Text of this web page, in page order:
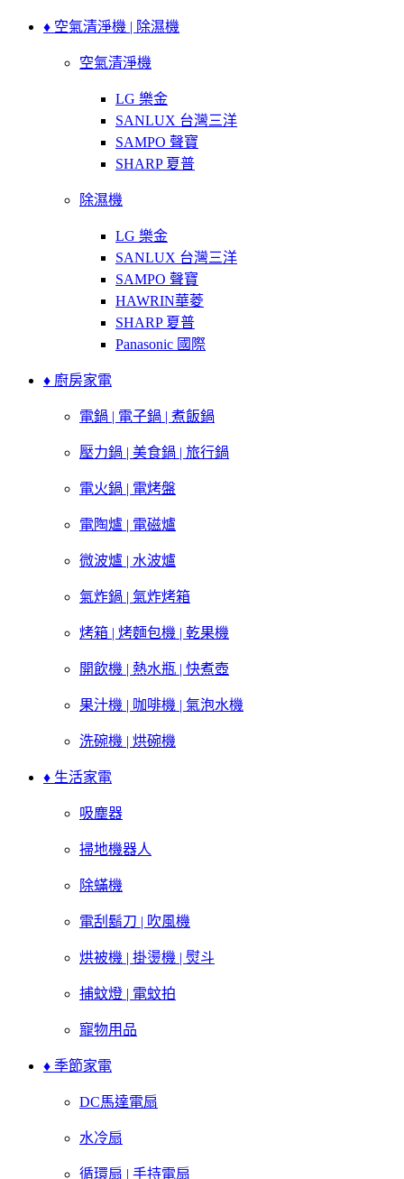
♦ 空氣清淨機 | 除濕機
空氣清淨機
LG 樂金
SANLUX 台灣三洋
SAMPO 聲寶
SHARP 夏普
除濕機
LG 樂金
SANLUX 台灣三洋
SAMPO 聲寶
HAWRIN華菱
SHARP 夏普
Panasonic 國際
♦ 廚房家電
電鍋 | 電子鍋 | 煮飯鍋
壓力鍋 | 美食鍋 | 旅行鍋
電火鍋 | 電烤盤
電陶爐 | 電磁爐
微波爐 | 水波爐
氣炸鍋 | 氣炸烤箱
烤箱 | 烤麵包機 | 乾果機
開飲機 | 熱水瓶 | 快煮壺
果汁機 | 咖啡機 | 氣泡水機
洗碗機 | 烘碗機
♦ 生活家電
吸塵器
掃地機器人
除蟎機
電刮鬍刀 | 吹風機
烘被機 | 掛燙機 | 熨斗
捕蚊燈 | 電蚊拍
寵物用品
♦ 季節家電
DC馬達電扇
水冷扇
循環扇 | 手持電扇